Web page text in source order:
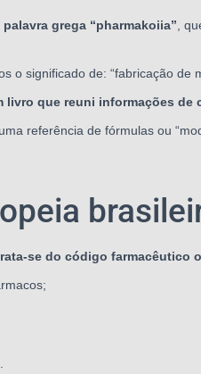
grega “pharmakoiia” ,
significado de: “fabricação de
que reuni informações
referência de fórmulas ou
se do código farmacêutico